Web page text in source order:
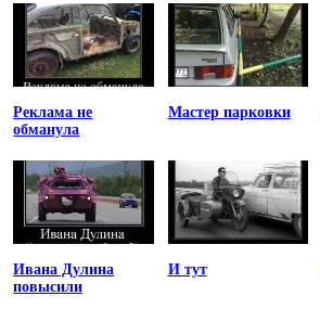
Реклама не
обманула
Мастер парковки
Ивана Дулина
повысили
И тут